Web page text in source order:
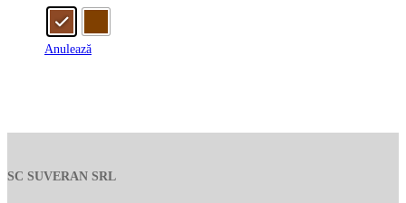
Anulează
SC SUVERAN SRL